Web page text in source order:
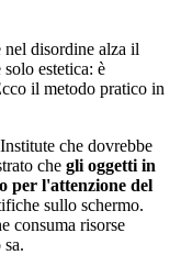
disordine alza il
estetica: è
il metodo pratico in
che dovrebbe
che gli oggetti in
per l'attenzione del
sullo schermo.
consuma risorse